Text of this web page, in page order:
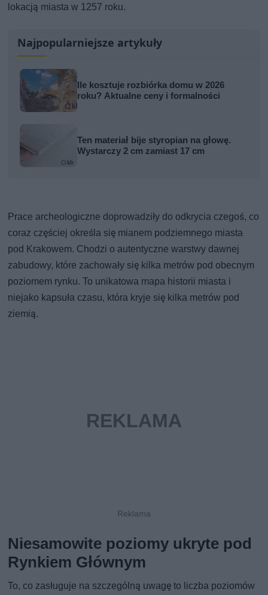
lokacją miasta w 1257 roku.
Najpopularniejsze artykuły
Ile kosztuje rozbiórka domu w 2026
roku? Aktualne ceny i formalności
Ten materiał bije styropian na głowę.
Wystarczy 2 cm zamiast 17 cm
Prace archeologiczne doprowadziły do odkrycia czegoś, co
coraz częściej określa się mianem podziemnego miasta
pod Krakowem. Chodzi o autentyczne warstwy dawnej
zabudowy, które zachowały się kilka metrów pod obecnym
poziomem rynku. To unikatowa mapa historii miasta i
niejako kapsuła czasu, która kryje się kilka metrów pod
ziemią.
Niesamowite poziomy ukryte pod
Rynkiem Głównym
To, co zasługuje na szczególną uwagę to liczba poziomów